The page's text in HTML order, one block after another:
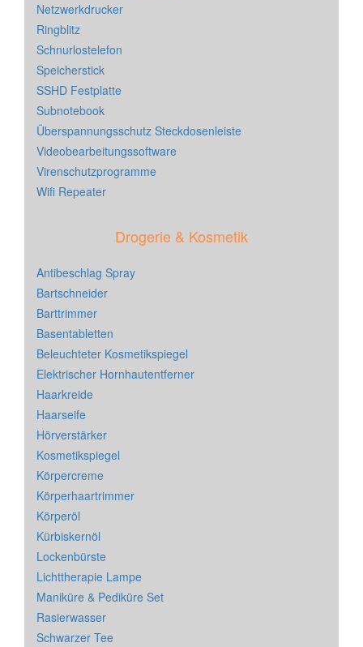
Netzwerkdrucker
Ringblitz
Schnurlostelefon
Speicherstick
SSHD Festplatte
Subnotebook
Überspannungsschutz Steckdosenleiste
Videobearbeitungssoftware
Virenschutzprogramme
Wifi Repeater
Drogerie & Kosmetik
Antibeschlag Spray
Bartschneider
Barttrimmer
Basentabletten
Beleuchteter Kosmetikspiegel
Elektrischer Hornhautentferner
Haarkreide
Haarseife
Hörverstärker
Kosmetikspiegel
Körpercreme
Körperhaartrimmer
Körperöl
Kürbiskernöl
Lockenbürste
Lichttherapie Lampe
Maniküre & Pediküre Set
Rasierwasser
Schwarzer Tee